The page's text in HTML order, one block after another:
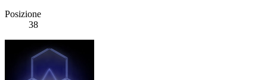
Posizione
38